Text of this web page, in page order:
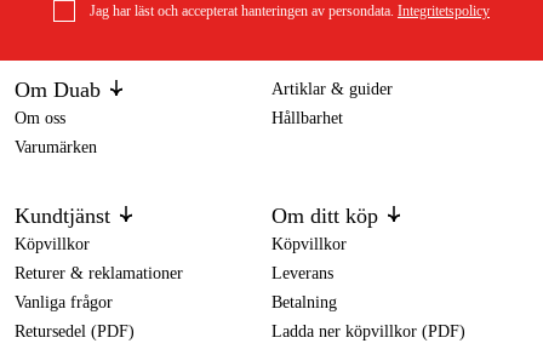
Jag har läst och accepterat hanteringen av persondata. Integritetspolicy
Om Duab
Om oss
Varumärken
Artiklar & guider
Hållbarhet
Kundtjänst
Köpvillkor
Returer & reklamationer
Vanliga frågor
Retursedel (PDF)
Om ditt köp
Köpvillkor
Leverans
Betalning
Ladda ner köpvillkor (PDF)